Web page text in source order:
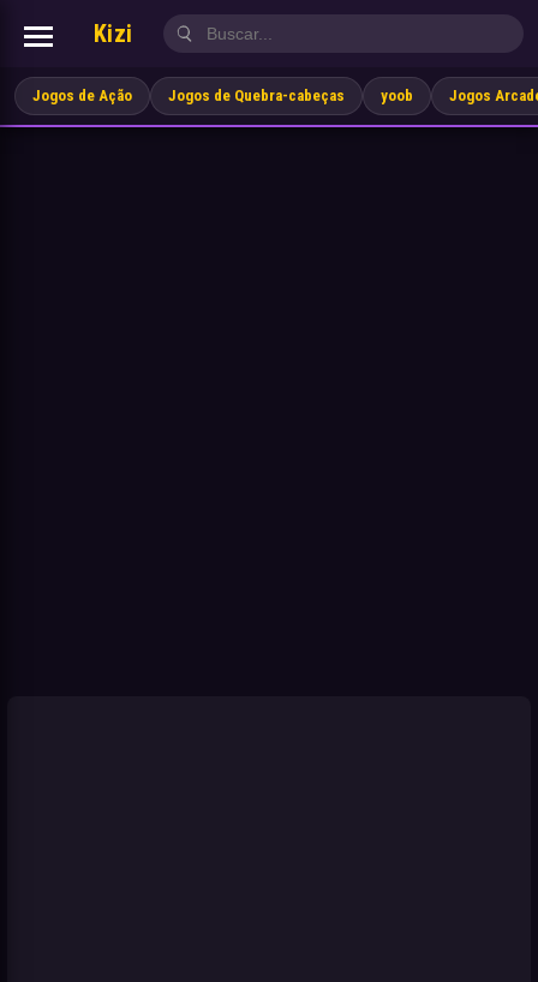
Kizi
Jogos de Ação Jogos de Quebra-cabeças yoob Jogos